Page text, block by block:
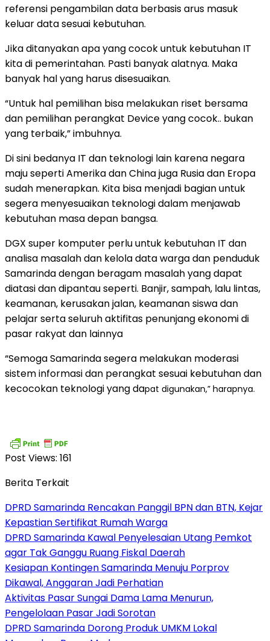
referensi pengambilan data berbasis arus masuk
keluar data sesuai kebutuhan.
Jika ditanyakan apa yang cocok untuk kebutuhan IT
kita di pemerintahan. Pasti banyak alatnya. Maka
banyak hal yang harus disesuaikan.
“Untuk hal pemilihan bisa melakukan riset bersama
dan pemilihan perangkat Device yang cocok.. bukan
yang terbaik,” imbuhnya.
Di sini bedanya IT dan teknologi lain karena negara
maju seperti Amerika dan China juga Rusia dan Eropa
sudah menerapkan. Kita bisa menjadi bagian untuk
segera menyesuaikan teknologi dalam menjawab
kebutuhan masa depan bangsa.
DGX super komputer perlu untuk kebutuhan IT dan
analisa masalah dan kelola data warga dan penduduk
Samarinda dengan beragam masalah yang dapat
diatasi dan dipantau seperti. Banjir, sampah, lalu lintas,
keamanan, kerusakan jalan, keamanan siswa dan
pelajar serta seluruh aktifitas penunjang ekonomi di
pasar rakyat dan lainnya
“Semoga Samarinda segera melakukan moderasi
sistem informasi dan perangkat sesuai kebutuhan dan
kecocokan teknologi yang dapat digunakan,” harapnya.
Post Views: 161
Berita Terkait
DPRD Samarinda Rencakan Panggil BPN dan BTN, Kejar
Kepastian Sertifikat Rumah Warga
DPRD Samarinda Kawal Penyelesaian Utang Pemkot
agar Tak Ganggu Ruang Fiskal Daerah
Kesiapan Kontingen Samarinda Menuju Porprov
Dikawal, Anggaran Jadi Perhatian
Aktivitas Pasar Sungai Dama Lama Menurun,
Pengelolaan Pasar Jadi Sorotan
DPRD Samarinda Dorong Produk UMKM Lokal